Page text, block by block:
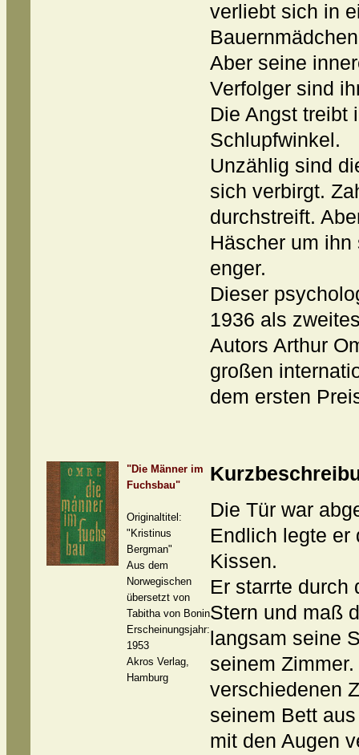
verliebt sich in
Aber seine
Verfolger sind
Die Angst treibt
Schlupfwinkel.
Unzählig sind
sich verbirgt.
durchstreift.
Häscher um
enger.
Dieser
1936 als
Autors Arthur
großen
dem ersten
"Die Männer im
Fuchsbau"
Originaltitel:
"Kristinus
Bergman"
Aus dem
Norwegischen
übersetzt von
Tabitha von Bonin
Erscheinungsjahr:
1953
Akros Verlag,
Hamburg
Die Tür war
Endlich legte er
Kissen.
Er starrte durch
Stern und maß
langsam seine
seinem
verschiedenen
seinem Bett
mit den Augen